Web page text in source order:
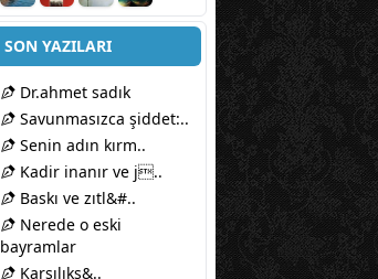
SON YAZILARI
Dr.ahmet sadık
Savunmasızca şiddet:..
Senin adın kırm..
Kadir inanır ve j..
Baskı ve zıtl&#..
Nerede o eski
bayramlar
Karşılıks&..